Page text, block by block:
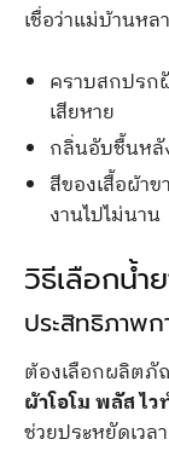
เชื่อว่าแม่บ้านห
คราบสกปรก
เสียหาย
กลิ่นอับชื้นหลั
สีของเสื้อผ้า
งานไปไม่นาน
วิธีเลือกน้
ประสิทธิภาพก
ต้องเลือกผลิตภั
ผ้าโอโม พลัส ไว
ช่วยประหยัดเวล